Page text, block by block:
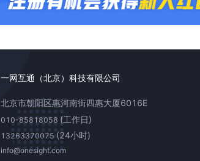
一网互通（北京）科技有限公司
北京市朝阳区惠河南街四惠大厦6016E
010-85818058 (工作日)
13263370075(24小时)
info@onesight.com